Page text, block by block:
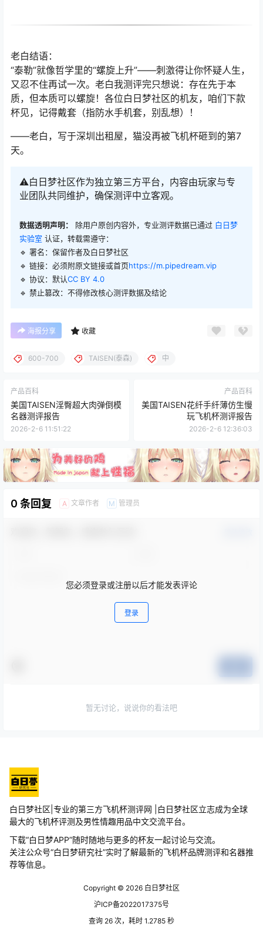
老白结语：
“泰勒”就像哲学里的“螺旋上升”——刺激得让你怀疑人生，
又忍不住再试一次。老白我测评完只想说：存在先于本
质，但本质可以螺旋！各位白日梦社区的机友，咱们下款
杯见，记得戴套（指防水手机套，别乱想）！
——老白，写于深圳出租屋，猫没再被飞机杯砸到的第7
天。
⚠️白日梦社区作为独立第三方平台，内容由玩家与专
业团队共同维护，确保测评中立客观。
数据透明声明： 除用户原创内容外，专业测评数据已通过 白日梦
实验室 认证，转载需遵守：
🔹 署名：保留作者及白日梦社区
🔹 链接：必须附原文链接或首页https://m.pipedream.vip
🔹 协议：默认CC BY 4.0
🔹 禁止篡改：不得修改核心测评数据及结论
海报分享 收藏
600-700 TAISEN(泰森) 中
产品百科
美国TAISEN淫臀超大肉弹倒模
名器测评报告
2026-2-6 11:51:22
产品百科
美国TAISEN花纤手纤薄仿生慢
玩飞机杯测评报告
2026-2-6 12:36:03
0 条回复 A 文章作者 M 管理员
您必须登录或注册以后才能发表评论
登录
暂无讨论，说说你的看法吧
白日梦社区|专业的第三方飞机杯测评网 |白日梦社区立志成为全球
最大的飞机杯评测及男性情趣用品中文交流平台。
下载“白日梦APP”随时随地与更多的杯友一起讨论与交流。
关注公众号“白日梦研究社”实时了解最新的飞机杯品牌测评和名器推
荐等信息。
Copyright © 2026 白日梦社区
沪ICP备2022017375号
查询 26 次，耗时 1.2785 秒